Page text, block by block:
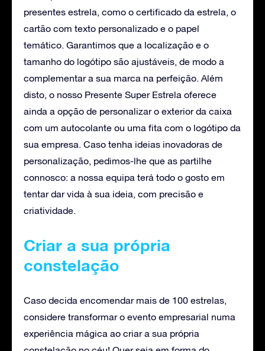
presentes estrela, como o certificado da estrela, o
cartão com texto personalizado e o papel
temático. Garantimos que a localização e o
tamanho do logótipo são ajustáveis, de modo a
complementar a sua marca na perfeição. Além
disto, o nosso Presente Super Estrela oferece
ainda a opção de personalizar o exterior da caixa
com um autocolante ou uma fita com o logótipo da
sua empresa. Caso tenha ideias inovadoras de
personalização, pedimos-lhe que as partilhe
connosco: a nossa equipa terá todo o gosto em
tentar dar vida à sua ideia, com precisão e
criatividade.
Criar a sua própria
constelação
Caso decida encomendar mais de 100 estrelas,
considere transformar o evento empresarial numa
experiência mágica ao criar a sua própria